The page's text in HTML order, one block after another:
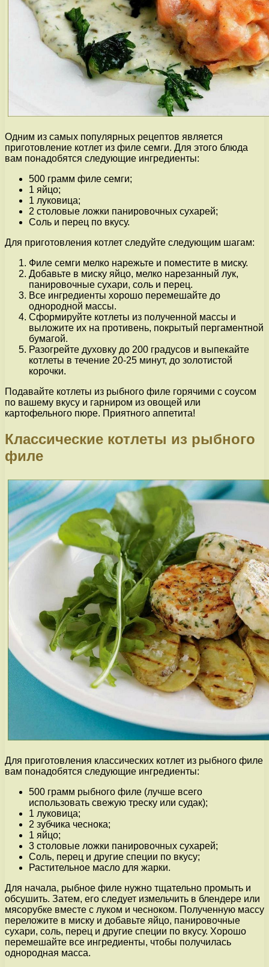
Одним из самых популярных рецептов является
приготовление котлет из филе семги. Для этого блюда
вам понадобятся следующие ингредиенты:
500 грамм филе семги;
1 яйцо;
1 луковица;
2 столовые ложки панировочных сухарей;
Соль и перец по вкусу.
Для приготовления котлет следуйте следующим шагам:
Филе семги мелко нарежьте и поместите в миску.
Добавьте в миску яйцо, мелко нарезанный лук,
панировочные сухари, соль и перец.
Все ингредиенты хорошо перемешайте до
однородной массы.
Сформируйте котлеты из полученной массы и
выложите их на противень, покрытый пергаментной
бумагой.
Разогрейте духовку до 200 градусов и выпекайте
котлеты в течение 20-25 минут, до золотистой
корочки.
Подавайте котлеты из рыбного филе горячими с соусом
по вашему вкусу и гарниром из овощей или
картофельного пюре. Приятного аппетита!
Классические котлеты из рыбного
филе
Для приготовления классических котлет из рыбного филе
вам понадобятся следующие ингредиенты:
500 грамм рыбного филе (лучше всего
использовать свежую треску или судак);
1 луковица;
2 зубчика чеснока;
1 яйцо;
3 столовые ложки панировочных сухарей;
Соль, перец и другие специи по вкусу;
Растительное масло для жарки.
Для начала, рыбное филе нужно тщательно промыть и
обсушить. Затем, его следует измельчить в блендере или
мясорубке вместе с луком и чесноком. Полученную массу
переложите в миску и добавьте яйцо, панировочные
сухари, соль, перец и другие специи по вкусу. Хорошо
перемешайте все ингредиенты, чтобы получилась
однородная масса.